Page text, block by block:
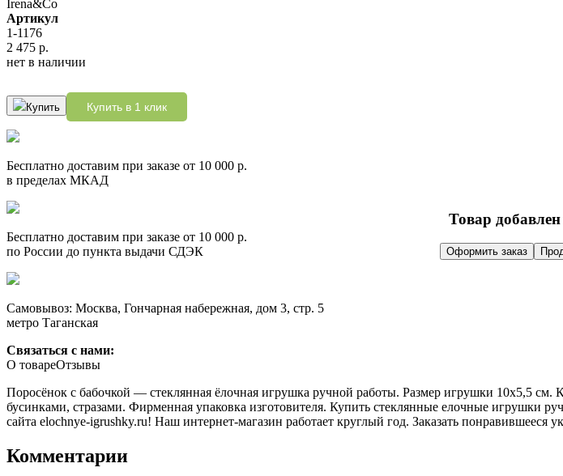
Irena&Co
Артикул
1-1176
2 475 р.
нет в наличии
Купить Купить в 1 клик
Бесплатно доставим при заказе от 10 000 р.
в пределах МКАД
Бесплатно доставим при заказе от 10 000 р.
по России до пункта выдачи СДЭК
Самовывоз: Москва, Гончарная набережная, дом 3, стр. 5
метро Таганская
Связаться с нами:
О товареОтзывы
Поросёнок с бабочкой — стеклянная ёлочная игрушка ручной работы. Размер игрушки 10х5,5
бусинками, стразами. Фирменная упаковка изготовителя. Купить стеклянные елочные игрушки
сайта elochnye-igrushky.ru! Наш интернет-магазин работает круглый год. Заказать
Комментарии
Товар
Оформить заказ